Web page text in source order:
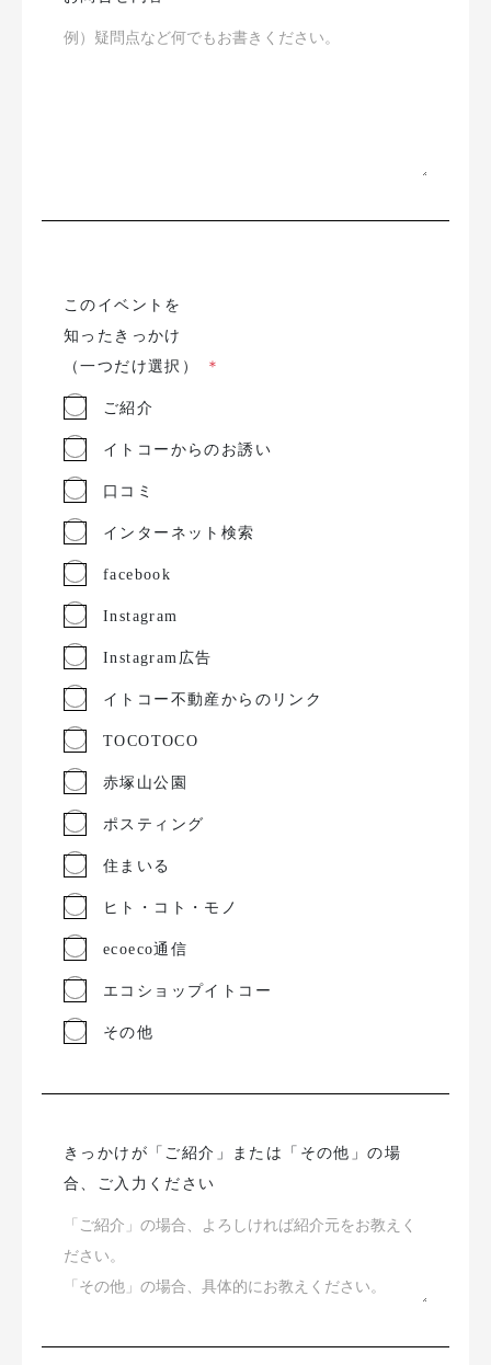
このイベントを
知ったきっかけ
（一つだけ選択）
＊
ご紹介
イトコーからのお誘い
口コミ
インターネット検索
facebook
Instagram
Instagram広告
イトコー不動産からのリンク
TOCOTOCO
赤塚山公園
ポスティング
住まいる
ヒト・コト・モノ
ecoeco通信
エコショップイトコー
その他
きっかけが「ご紹介」または「その他」の場
合、ご入力ください